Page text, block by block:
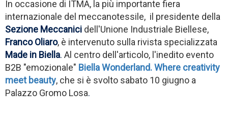
In occasione di ITMA, la più importante fiera
internazionale del meccanotessile, il presidente della
Sezione Meccanici dell'Unione Industriale Biellese,
Franco Oliaro, è intervenuto sulla rivista specializzata
Made in Biella. Al centro dell'articolo, l'inedito evento
B2B "emozionale" Biella Wonderland. Where creativity
meet beauty, che si è svolto sabato 10 giugno a
Palazzo Gromo Losa.